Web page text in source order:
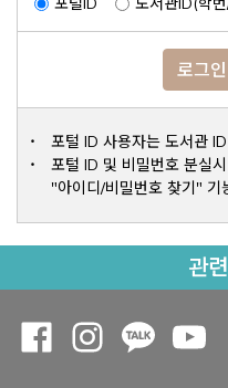
로그
포털 ID 사용자는 도서관
포털 ID 및 비밀번호 분실시
"아이디/비밀번호 찾기" 기
관
Opens a new window
Opens a new
Opens